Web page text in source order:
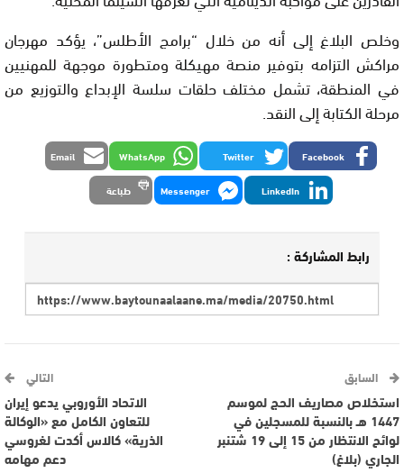
وخلص البلاغ إلى أنه من خلال “برامج الأطلس”، يؤكد مهرجان
مراكش التزامه بتوفير منصة مهيكلة ومتطورة موجهة للمهنيين
في المنطقة، تشمل مختلف حلقات سلسة الإبداع والتوزيع من
مرحلة الكتابة إلى النقد.
Facebook
Twitter
WhatsApp
Email
LinkedIn
Messenger طباعة
رابط المشاركة :
السابق
استخلاص مصاريف الحج لموسم
1447 هـ بالنسبة للمسجلين في
لوائح الانتظار من 15 إلى 19 شتنبر
الجاري (بلاغ)
التالي
الاتحاد الأوروبي يدعو إيران
للتعاون الكامل مع «الوكالة
الذرية» كالاس أكدت لغروسي
دعم مهامه